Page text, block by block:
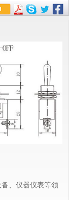
、仪器仪表等领